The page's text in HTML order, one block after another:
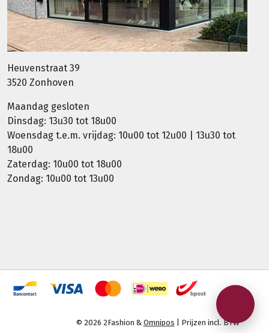
Heuvenstraat 39
3520 Zonhoven
Maandag gesloten
Dinsdag: 13u30 tot 18u00
Woensdag t.e.m. vrijdag: 10u00 tot 12u00 | 13u30 tot
18u00
Zaterdag: 10u00 tot 18u00
Zondag: 10u00 tot 13u00
© 2026 2Fashion & Omnipos | Prijzen incl. BTW